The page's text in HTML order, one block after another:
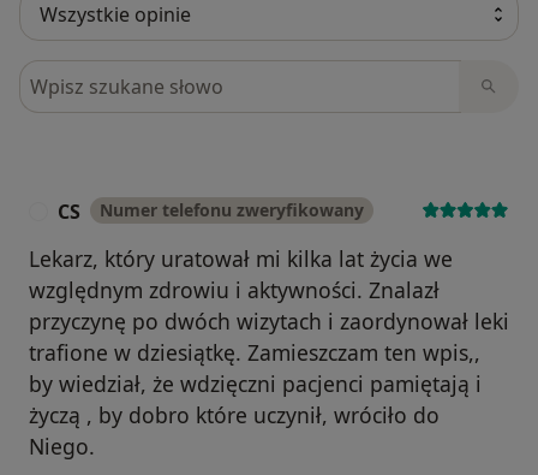
Szukaj w opiniach
CS Numer telefonu zweryfikowany
Lekarz, który uratował mi kilka lat życia we
względnym zdrowiu i aktywności. Znalazł
przyczynę po dwóch wizytach i zaordynował leki
trafione w dziesiątkę. Zamieszczam ten wpis,,
by wiedział, że wdzięczni pacjenci pamiętają i
życzą , by dobro które uczynił, wróciło do
Niego.